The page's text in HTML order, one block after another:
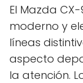
El Mazda
moderno y
líneas
aspecto
la atención.